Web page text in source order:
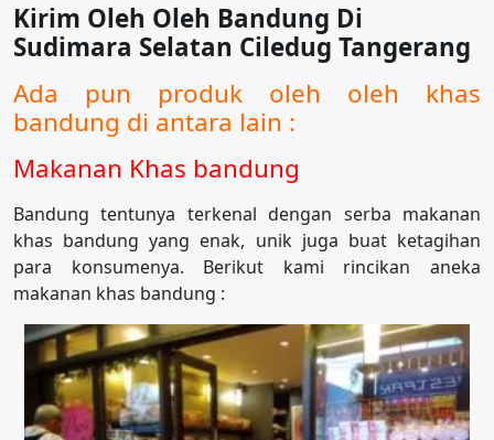
Kirim Oleh Oleh Bandung Di
Sudimara Selatan Ciledug Tangerang
Ada pun produk oleh oleh khas
bandung di antara lain :
Makanan Khas bandung
Bandung tentunya terkenal dengan serba makanan
khas bandung yang enak, unik juga buat ketagihan
para konsumenya. Berikut kami rincikan aneka
makanan khas bandung :